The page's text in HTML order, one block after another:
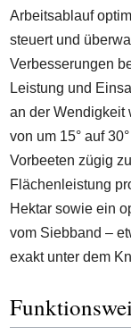
Arbeitsablauf
steuert und
Verbesserungen
Leistung und
an der Wendigkeit
von um 15° auf
Vorbeeten zügig
Flächenleistung
Hektar sowie ein
vom Siebband –
exakt unter dem